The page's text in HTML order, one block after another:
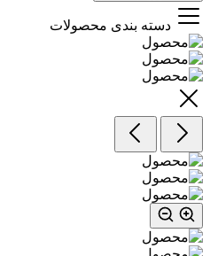
دسته بندی محصولات